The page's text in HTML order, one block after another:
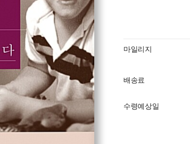
마일리지
배송료
수령예상일